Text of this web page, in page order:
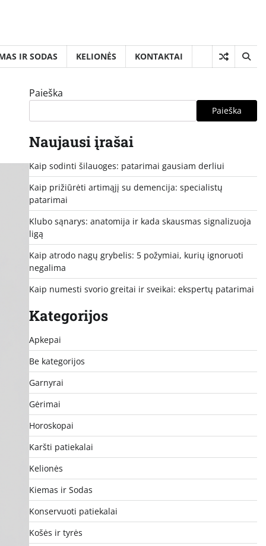
IR SODAS KELIONĖS KONTAKTAI
Paieška
Paieška
Naujausi įrašai
Kaip sodinti šilauoges: patarimai gausiam derliui
Kaip prižiūrėti artimąjį su demencija: specialistų
patarimai
Klubo sąnarys: anatomija ir kada skausmas signalizuoja
ligą
Kaip atrodo nagų grybelis: 5 požymiai, kurių ignoruoti
negalima
Kaip numesti svorio greitai ir sveikai: ekspertų patarimai
Kategorijos
Apkepai
Be kategorijos
Garnyrai
Gėrimai
Horoskopai
Karšti patiekalai
Kelionės
Kiemas ir Sodas
Konservuoti patiekalai
Košės ir tyrės